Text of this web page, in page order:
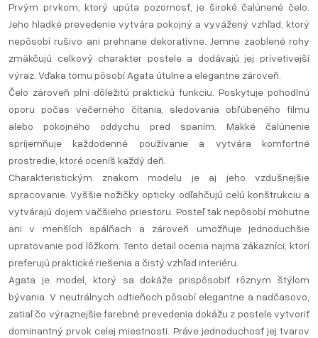
Prvým prvkom, ktorý upúta pozornosť, je široké čalúnené čelo.
Jeho hladké prevedenie vytvára pokojný a vyvážený vzhľad, ktorý
nepôsobí rušivo ani prehnane dekoratívne. Jemne zaoblené rohy
zmäkčujú celkový charakter postele a dodávajú jej prívetivejší
výraz. Vďaka tomu pôsobí Agata útulne a elegantne zároveň.
Čelo zároveň plní dôležitú praktickú funkciu. Poskytuje pohodlnú
oporu počas večerného čítania, sledovania obľúbeného filmu
alebo pokojného oddychu pred spaním. Mäkké čalúnenie
spríjemňuje každodenné používanie a vytvára komfortné
prostredie, ktoré oceníš každý deň.
Charakteristickým znakom modelu je aj jeho vzdušnejšie
spracovanie. Vyššie nožičky opticky odľahčujú celú konštrukciu a
vytvárajú dojem väčšieho priestoru. Posteľ tak nepôsobí mohutne
ani v menších spálňach a zároveň umožňuje jednoduchšie
upratovanie pod lôžkom. Tento detail ocenia najmä zákazníci, ktorí
preferujú praktické riešenia a čistý vzhľad interiéru.
Agata je model, ktorý sa dokáže prispôsobiť rôznym štýlom
bývania. V neutrálnych odtieňoch pôsobí elegantne a nadčasovo,
zatiaľ čo výraznejšie farebné prevedenia dokážu z postele vytvoriť
dominantný prvok celej miestnosti. Práve jednoduchosť jej tvarov